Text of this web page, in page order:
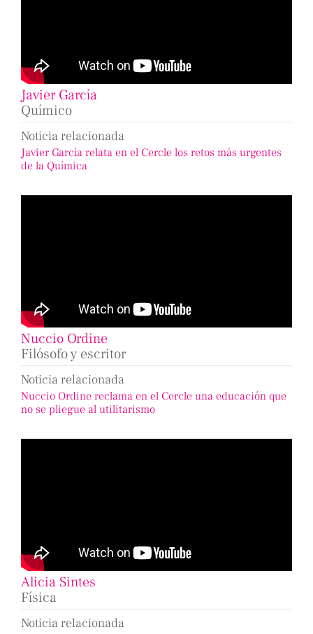
Javier García
Químico
Noticia relacionada
Javier García relata en el Cercle los retos más urgentes
de la Química
Nuccio Ordine
Filósofo y escritor
Noticia relacionada
Nuccio Ordine reclama en el Cercle una educación que
no se pliegue al utilitarismo
Alicia Sintes
Física
Noticia relacionada